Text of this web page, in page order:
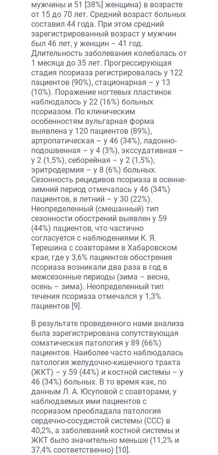
мужчины и 51 [38%] женщина) в возрасте
от 15 до 70 лет. Средний возраст больных
составил 44 года. При этом средний
зарегистрированный возраст у мужчин
был 46 лет, у женщин – 41 год.
Длительность заболевания колебалась от
1 месяца до 35 лет. Прогрессирующая
стадия псориаза регистрировалась у 122
пациентов (90%), стационарная – у 13
(10%). Поражение ногтевых пластинок
наблюдалось у 22 (16%) больных
псориазом. По клиническим
особенностям вульгарная форма
выявлена у 120 пациентов (89%),
артропатическая – у 46 (34%), ладонно-
подошвенная – у 4 (3%), экссудативная –
у 2 (1,5%), себорейная – у 2 (1,5%),
эритродермия – у 8 (6%) больных.
Сезонность рецидивов псориаза в осенне-
зимний период отмечалась у 46 (34%)
пациентов, в летний – у 30 (22%).
Неопределенный (смешанный) тип
сезонности обострений выявлен у 59
(44%) пациентов, что частично
согласуется с наблюдениями К. Я.
Терешина с соавторами в Хабаровском
крае, где у 3,6% пациентов обострения
псориаза возникали два раза в год в
межсезонные периоды (зима – весна,
осень – зима). Неопределенный тип
течения псориаза отмечался у 1,3%
пациентов [9].
В результате проведенного нами анализа
была зарегистрирована сопутствующая
соматическая патология у 89 (66%)
пациентов. Наиболее часто наблюдалась
патология желудочно-кишечного тракта
(ЖКТ) – у 59 (44%) и костной системы – у
46 (34%) больных. В то время как, по
данным Л. А. Юсуповой с соавторами, у
наблюдаемых ими пациентов с
псориазом преобладала патология
сердечно-сосудистой системы (ССС) в
40,2%, а заболеваний костной системы и
ЖКТ было значительно меньше (11,2% и
37,4% соответственно) [10].